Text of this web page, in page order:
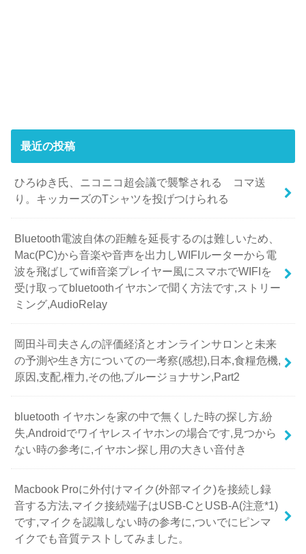
最近の投稿
ひろゆき氏、ニコニコ超会議で襲撃される コマ送
り。キッカーズのTシャツを投げつけられる
Bluetooth電波自体の距離を延長するのは難しいため、
Mac(PC)から音楽や音声を出力しWIFIルーターから電
波を飛ばしてwifi音楽プレイヤー風にスマホでWIFIを
受け取ってbluetoothイヤホンで聞く方法です,ストリー
ミング,AudioRelay
岡田斗司夫さんの評価経済とオンラインサロンと未来
の予測や生き方についての一考察(感想),日本,食糧危機,
原因,支配,権力,その他,ブルージョナサン,Part2
bluetooth イヤホンを家の中で無くした時の探し方,紛
失,Androidでワイヤレスイヤホンの場合です,見つから
ない時の参考に,イヤホン探し用の大きい音付き
Macbook Proに外付けマイク(外部マイク)を接続し録
音する方法,マイク接続端子はUSB-CとUSB-A(注意*1)
です,マイクを認識しない時の参考に,ついでにピンマ
イクでも音質テストしてみました。